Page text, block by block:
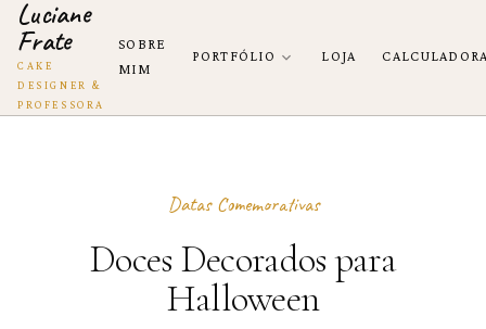
Luciane
Frate
CAKE
DESIGNER &
PROFESSORA
SOBRE
MIM
PORTFÓLIO LOJA
Datas Comemorativas
Doces Decorados para
Halloween